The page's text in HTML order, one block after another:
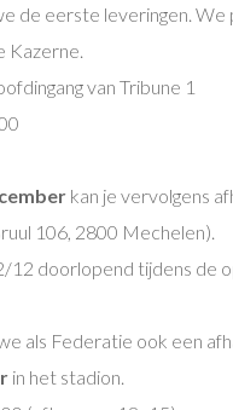
de eerste leveringen. We
Kazerne.
van Tribune 1
kan je vervolgens
106, 2800 Mechelen).
doorlopend tijdens de
als Federatie ook een
in het stadion.